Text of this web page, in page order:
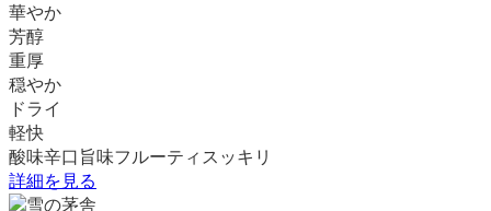
華やか
芳醇
重厚
穏やか
ドライ
軽快
酸味辛口 旨味フルーティ スッキリ
詳細を見る